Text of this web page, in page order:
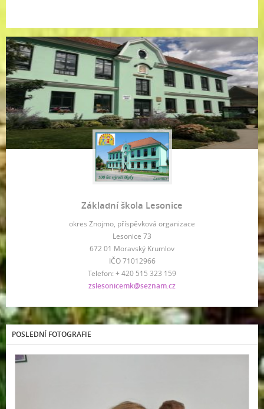
Základní škola Lesonice
okres Znojmo, příspěvková organizace
Lesonice 73
672 01 Moravský Krumlov
IČO 71012966
Telefon: + 420 515 323 159
zslesonicemk@seznam.cz
POSLEDNÍ FOTOGRAFIE